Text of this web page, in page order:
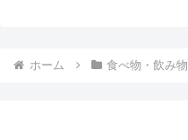
ホーム 食べ物・飲み物